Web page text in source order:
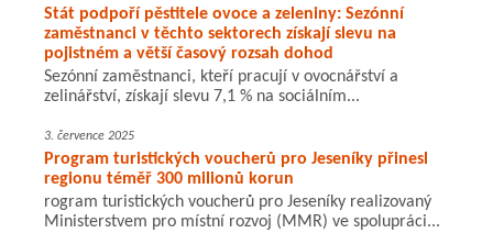
Stát podpoří pěstitele ovoce a zeleniny: Sezónní
zaměstnanci v těchto sektorech získají slevu na
pojistném a větší časový rozsah dohod
Sezónní zaměstnanci, kteří pracují v ovocnářství a
zelinářství, získají slevu 7,1 % na sociálním...
3. července 2025
Program turistických voucherů pro Jeseníky přinesl
regionu téměř 300 milionů korun
rogram turistických voucherů pro Jeseníky realizovaný
Ministerstvem pro místní rozvoj (MMR) ve spolupráci...